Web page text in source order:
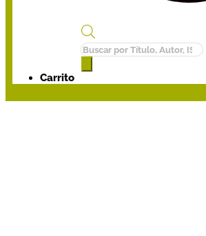
Búsqueda
de
productos
Carrito